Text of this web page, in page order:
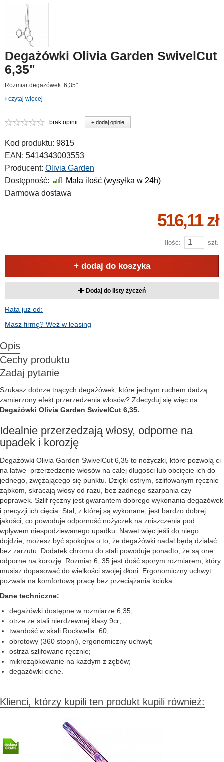
Degażówki Olivia Garden SwivelCut
6,35"
Rozmiar degażówek: 6,35"
czytaj więcej
brak opinii + dodaj opinie
Kod produktu: 9815
EAN: 5414343003553
Producent: Olivia Garden
Dostępność:
Mała ilość (wysyłka w 24h)
Darmowa dostawa
516,11 zł
Ilość: szt.
+ dodaj do koszyka
Dodaj do listy życzeń
Rata już od:
Masz firmę? Weź w leasing
Opis
Cechy produktu
Zadaj pytanie
Szukasz dobrze tnących degażówek, które jednym ruchem dadzą
zamierzony efekt przerzedzenia włosów? Zdecyduj się więc na
Degażówki Olivia Garden SwivelCut 6,35.
Idealnie przerzedzają włosy, odporne na
upadek i korozję
Degażówki Olivia Garden SwivelCut 6,35 to nożyczki, które pozwolą ci
na łatwe przerzedzenie włosów na całej długości lub obcięcie ich do
jednego, zwężającego się punktu. Dzięki ostrym, szlifowanym ręcznie
ząbkom, skracają włosy od razu, bez żadnego szarpania czy
poprawek. Szlif ręczny jest gwarantem dobrego wykonania degażówek
i precyzji ich cięcia. Stal, z której są wykonane, jest bardzo dobrej
jakości, co powoduje odporność nożyczek na zniszczenia pod
wpływem niespodziewanego upadku. Nawet więc jeśli do niego
dojdzie, możesz być spokojna o to, że degażówki nadal będą działać
bez zarzutu. Dodatek chromu do stali powoduje ponadto, że są one
odporne na korozję. Rozmiar 6, 35 jest dość sporym rozmiarem, który
musisz dopasować do wielkości swojej dłoni. Ergonomiczny uchwyt
pozwala na komfortową pracę bez przeciążania kciuka.
Dane techniczne:
degażówki dostępne w rozmiarze 6,35;
otrze ze stali nierdzewnej klasy 9cr;
twardość w skali Rockwella: 60;
obrotowy (360 stopni), ergonomiczny uchwyt;
ostrza szlifowane ręcznie;
mikroząbkowanie na każdym z zębów;
degażówki ciche.
Klienci, którzy kupili ten produkt kupili również: